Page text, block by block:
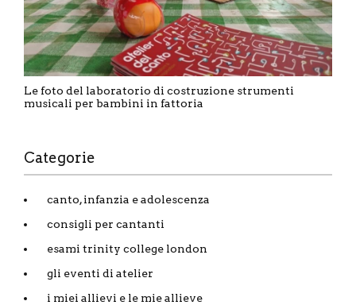
Le foto del laboratorio di costruzione strumenti
musicali per bambini in fattoria
Categorie
canto, infanzia e adolescenza
consigli per cantanti
esami trinity college london
gli eventi di atelier
i miei allievi e le mie allieve